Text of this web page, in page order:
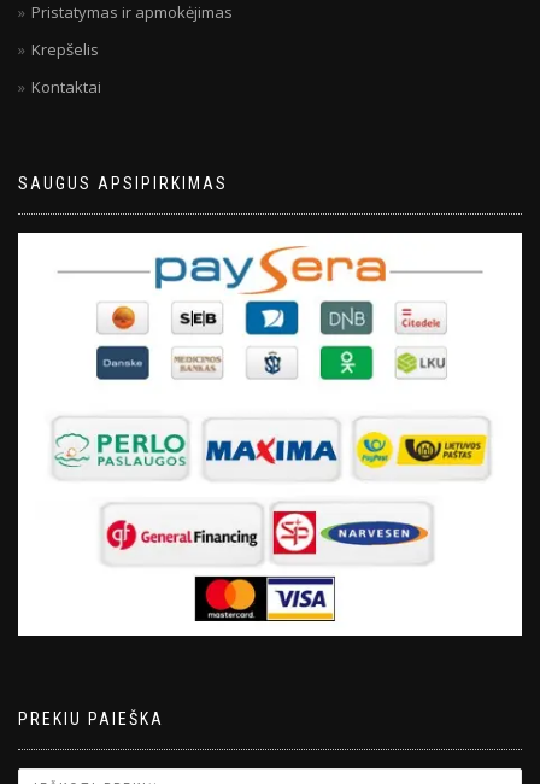
Pristatymas ir apmokėjimas
Krepšelis
Kontaktai
SAUGUS APSIPIRKIMAS
PREKIU PAIEŠKA